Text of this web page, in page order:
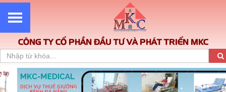
CÔNG TY CỔ PHẦN ĐẦU TƯ VÀ PHÁT TRIỂN MKC